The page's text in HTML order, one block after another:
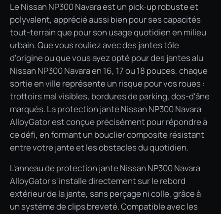
Le Nissan NP300 Navara est un pick-up robuste et
polyvalent, apprécié aussi bien pour ses capacités
tout-terrain que pour son usage quotidien en milieu
urbain. Que vous rouliez avec des jantes tôle
d'origine ou que vous ayez opté pour des jantes alu
Nissan NP300 Navara en 16, 17 ou 18 pouces, chaque
sortie en ville représente un risque pour vos roues :
trottoirs mal visibles, bordures de parking, dos-d'âne
marqués. La protection jante Nissan NP300 Navara
AlloyGator est conçue précisément pour répondre à
ce défi, en formant un bouclier composite résistant
entre votre jante et les obstacles du quotidien.
L'anneau de protection jante Nissan NP300 Navara
AlloyGator s'installe directement sur le rebord
extérieur de la jante, sans perçage ni colle, grâce à
un système de clips breveté. Compatible avec les